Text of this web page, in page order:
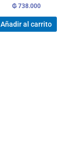
₲738.000
Añadir al carrito